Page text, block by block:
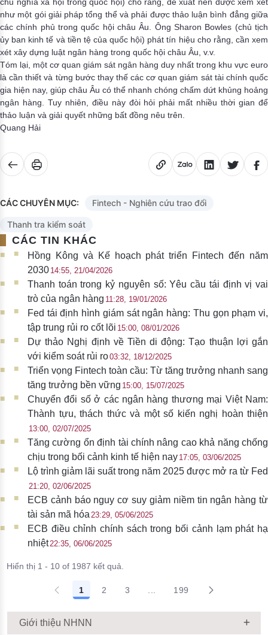
như một gói giải pháp tổng thể và phải được thảo luận bình đẳng giữa
các chính phủ trong quốc hội châu Âu. Ông Sharon Bowles (chủ tịch
ủy ban kinh tế và tiền tệ của quốc hội) phát tín hiệu cho rằng, cần xem
xét xây dựng luật ngân hàng trong quốc hội châu Âu, v.v.
Tóm lại, một cơ quan giám sát ngân hàng duy nhất trong khu vực euro
là cần thiết và từng bước thay thế các cơ quan giám sát tài chính quốc
gia hiện nay, giúp châu Âu có thể nhanh chóng chấm dứt khủng hoảng
ngân hàng. Tuy nhiên, điều này đòi hỏi phải mất nhiều thời gian để
thảo luận và giải quyết những bất đồng nêu trên.
Quang Hải
CÁC CHUYÊN MỤC: Fintech - Nghiên cứu trao đổi
Thanh tra kiểm soát
CÁC TIN KHÁC
Hồng Kông và Kế hoạch phát triển Fintech đến năm
2030 14:55, 21/04/2026
Thanh toán trong kỷ nguyên số: Yêu cầu tái định vị vai
trò của ngân hàng 11:28, 19/01/2026
Fed tái định hình giám sát ngân hàng: Thu gọn phạm vi,
tập trung rủi ro cốt lõi 15:00, 08/01/2026
Dự thảo Nghị định về Tiền di động: Tạo thuận lợi gắn
với kiểm soát rủi ro03:32, 18/12/2025
Triển vọng Fintech toàn cầu: Từ tăng trưởng nhanh sang
tăng trưởng bền vững 15:00, 15/07/2025
Chuyển đổi số ở các ngân hàng thương mại Việt Nam:
Thành tựu, thách thức và một số kiến nghị hoàn thiện
13:00, 02/07/2025
Tăng cường ổn định tài chính nâng cao khả năng chống
chịu trong bối cảnh kinh tế hiện nay 17:05, 03/06/2025
Lộ trình giảm lãi suất trong năm 2025 được mở ra từ Fed
21:20, 02/06/2025
ECB cảnh báo nguy cơ suy giảm niềm tin ngân hàng từ
tài sản mã hóa 23:29, 05/06/2025
ECB điều chỉnh chính sách trong bối cảnh lạm phát hạ
nhiệt 22:35, 06/06/2025
Hiển thị 1 - 10 of 1987 kết quả.
1 2 3 199
Giới thiệu NHNN